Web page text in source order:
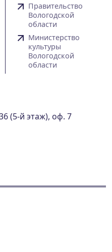
Правительство
Вологодской
области
Министерство
культуры
Вологодской
области
(5-й этаж), оф. 7